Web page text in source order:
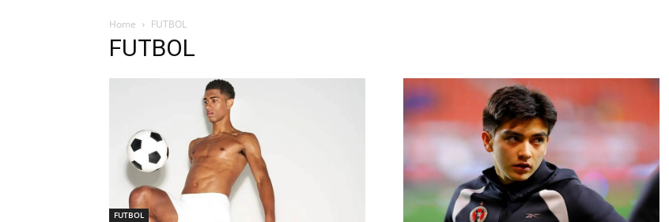
Home FUTBOL
FUTBOL
FUTBOL